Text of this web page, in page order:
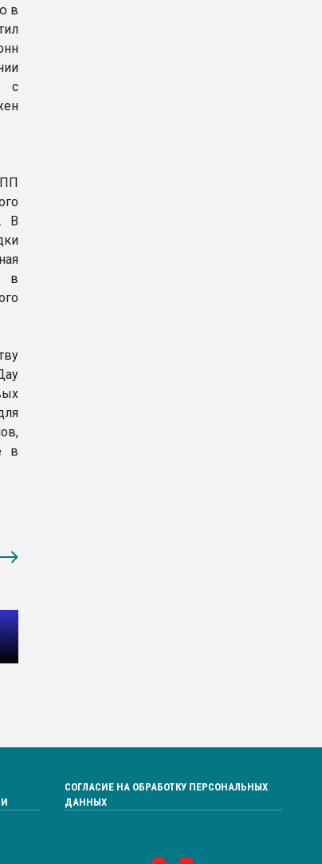
в
с
В
в
в
СОГЛАСИЕ НА ОБРАБОТКУ ПЕРСОНАЛЬНЫХ
ДАННЫХ